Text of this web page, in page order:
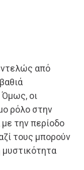
από
Όμως, οι
ρόλο στην
την περίοδο
τους μπορούν
μυστικότητα